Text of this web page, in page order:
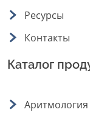
Ресурсы
Контакты
Каталог
Аритмология